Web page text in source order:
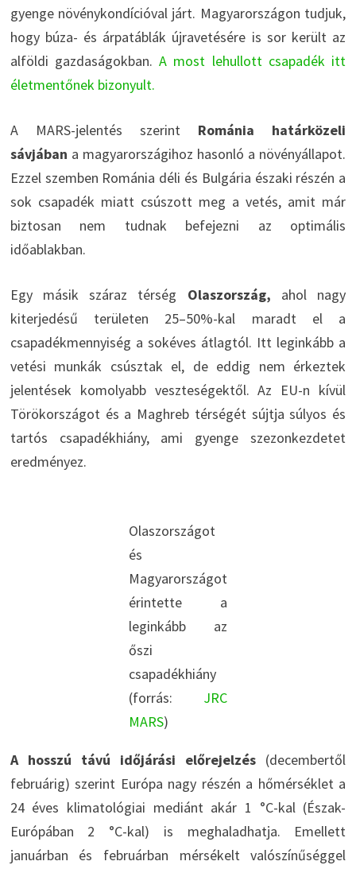
gyenge növénykondícióval járt. Magyarországon tudjuk,
hogy búza- és árpatáblák újravetésére is sor került az
alföldi gazdaságokban.A most lehullott csapadék itt
életmentőnek bizonyult.
A MARS-jelentés szerint Románia határközeli
sávjában a magyarországihoz hasonló a növényállapot.
Ezzel szemben Románia déli és Bulgária északi részén a
sok csapadék miatt csúszott meg a vetés, amit már
biztosan nem tudnak befejezni az optimális
időablakban.
Egy másik száraz térség Olaszország, ahol nagy
kiterjedésű területen 25–50%-kal maradt el a
csapadékmennyiség a sokéves átlagtól. Itt leginkább a
vetési munkák csúsztak el, de eddig nem érkeztek
jelentések komolyabb veszteségektől. Az EU-n kívül
Törökországot és a Maghreb térségét sújtja súlyos és
tartós csapadékhiány, ami gyenge szezonkezdetet
eredményez.
Olaszországot
és
Magyarországot
érintette a
leginkább az
őszi
csapadékhiány
(forrás: JRC
MARS)
A hosszú távú időjárási előrejelzés (decembertől
februárig) szerint Európa nagy részén a hőmérséklet a
24 éves klimatológiai mediánt akár 1 °C-kal (Észak-
Európában 2 °C-kal) is meghaladhatja. Emellett
januárban és februárban mérsékelt valószínűséggel